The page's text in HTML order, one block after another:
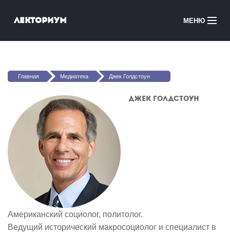
Лекториум МЕНЮ
Медиатека
Онлайн-школы
Вы здесь
Главная Медиатека Джек Голдстоун
Джек Голдстоун
Американский социолог, политолог.
Ведущий исторический макросоциолог и специалист в